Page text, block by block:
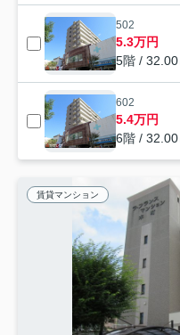
502
5.3万円
5階 /
602
5.4万円
6階 /
賃貸マンション